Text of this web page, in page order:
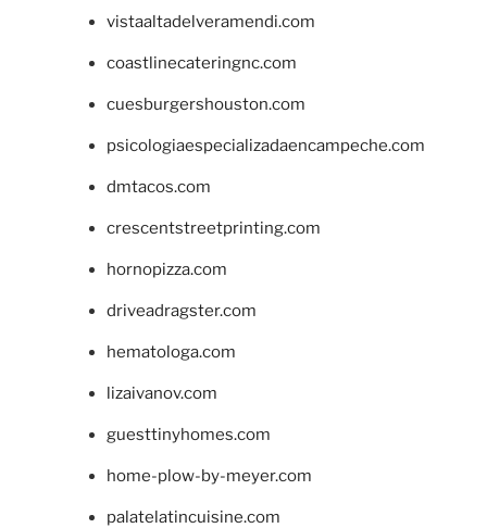
vistaaltadelveramendi.com
coastlinecateringnc.com
cuesburgershouston.com
psicologiaespecializadaencampeche.com
dmtacos.com
crescentstreetprinting.com
hornopizza.com
driveadragster.com
hematologa.com
lizaivanov.com
guesttinyhomes.com
home-plow-by-meyer.com
palatelatincuisine.com